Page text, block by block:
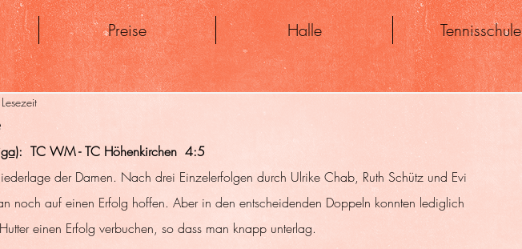
Preise Halle Tennisschule
:  TC WM - TC Höhenkirchen  4:5
der Damen. Nach drei Einzelerfolgen durch Ulrike Chab, Ruth Schütz und Evi
noch auf einen Erfolg hoffen. Aber in den entscheidenden Doppeln konnten lediglich
einen Erfolg verbuchen, so dass man knapp unterlag.